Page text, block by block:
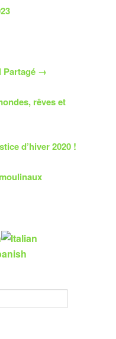
Partagé →
rêves et
d’hiver 2020 !